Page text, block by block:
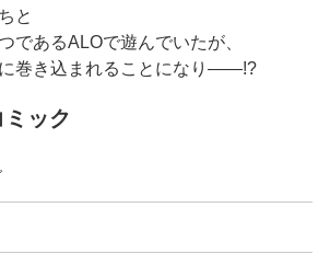
と
であるALOで遊んでいたが、
巻き込まれることになり――!?
ック